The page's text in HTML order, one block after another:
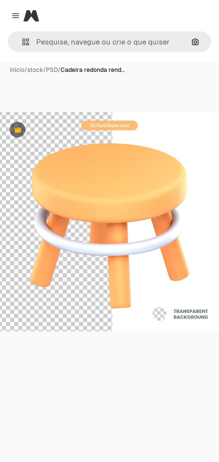
Close menu
Magnific
Início/stock/PSD/Cadeira redonda rend…
Premium